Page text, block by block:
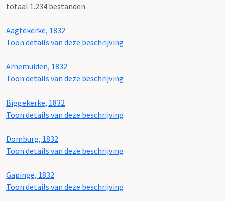
totaal 1.234 bestanden
Aagtekerke, 1832
Toon details van deze beschrijving
Arnemuiden, 1832
Toon details van deze beschrijving
Biggekerke, 1832
Toon details van deze beschrijving
Domburg, 1832
Toon details van deze beschrijving
Gapinge, 1832
Toon details van deze beschrijving